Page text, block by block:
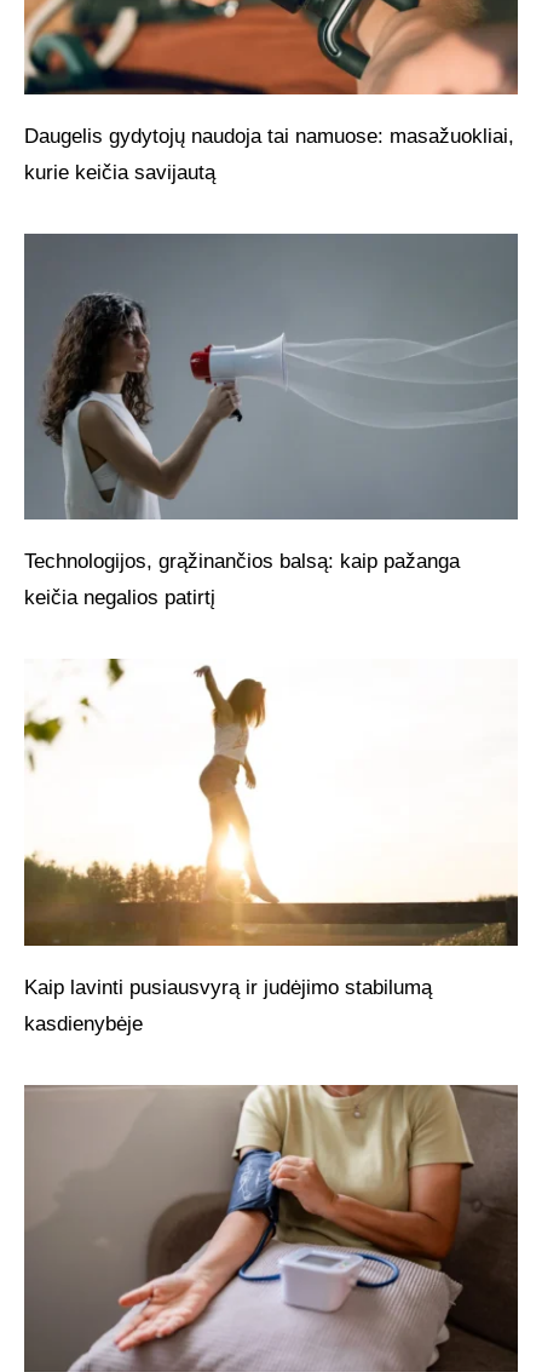
Daugelis gydytojų naudoja tai namuose: masažuokliai,
kurie keičia savijautą
Technologijos, grąžinančios balsą: kaip pažanga
keičia negalios patirtį
Kaip lavinti pusiausvyrą ir judėjimo stabilumą
kasdienybėje